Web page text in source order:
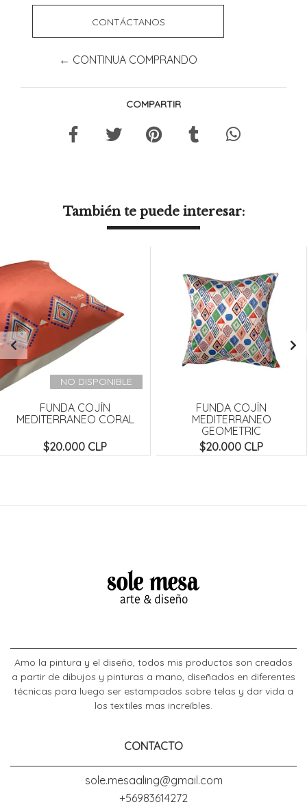
CONTÁCTANOS
← CONTINUA COMPRANDO
COMPARTIR
También te puede interesar:
NO DISPONIBLE
FUNDA COJÍN
MEDITERRANEO CORAL
$20.000 CLP
FUNDA COJÍN
MEDITERRANEO
GEOMETRIC
$20.000 CLP
Amo la pintura y el diseño, todos mis productos son creados
a partir de dibujos y pinturas a mano, diseñados en diferentes
técnicas para luego ser estampados sobre telas y dar vida a
los textiles mas increíbles.
CONTACTO
sole.mesaaling@gmail.com
+56983614272